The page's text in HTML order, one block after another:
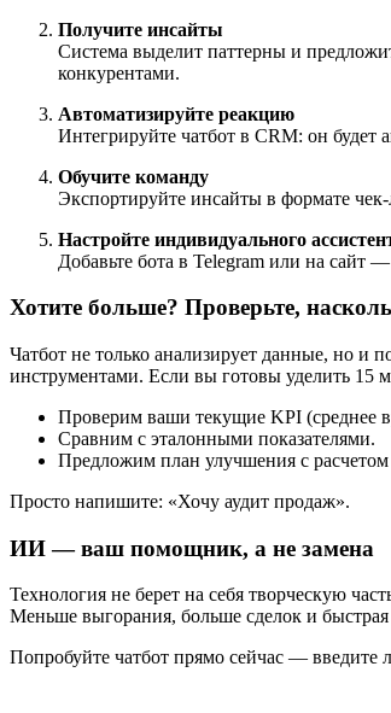
Получите инсайты
Система выделит паттерны и
конкурентами.
Автоматизируйте реакцию
Интегрируйте чатбот в CRM: он будет
Обучите команду
Экспортируйте инсайты в формате
Настройте индивидуального
Добавьте бота в Telegram или на сайт
Хотите больше? Проверьте,
Чатбот не только анализирует данные, но и
инструментами. Если вы готовы уделить 15
Проверим ваши текущие KPI (среднее
Сравним с эталонными показателями.
Предложим план улучшения с
Просто напишите: «Хочу аудит продаж».
ИИ — ваш помощник, а не замена
Технология не берет на себя творческую
Меньше выгорания, больше сделок и
Попробуйте чатбот прямо сейчас —